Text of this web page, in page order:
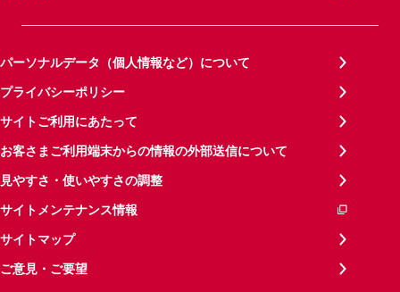
パーソナルデータ（個人情報など）について
プライバシーポリシー
サイトご利用にあたって
お客さまご利用端末からの情報の外部送信について
見やすさ・使いやすさの調整
サイトメンテナンス情報
サイトマップ
ご意見・ご要望